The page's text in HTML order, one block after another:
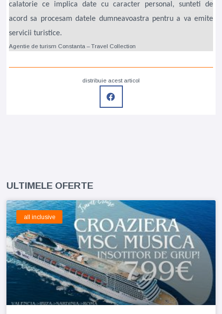
calatorie ce implica date cu caracter personal, sunteti de
acord sa procesam datele dumneavoastra pentru a va emite
servicii turistice.
Agentie de turism Constanta – Travel Collection
distribuie acest articol
ULTIMELE OFERTE
all inclusive